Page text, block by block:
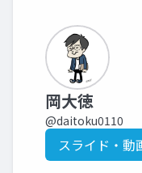
岡大徳
@daitoku0110
スライド・動